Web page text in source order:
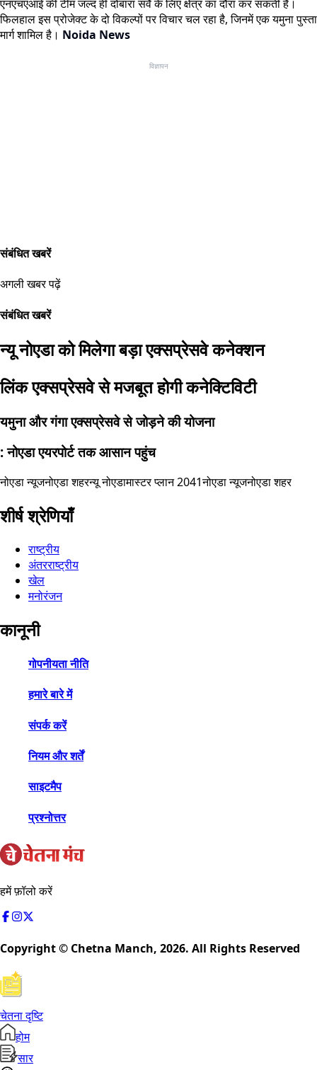
एनएचएआई की टीम जल्द ही दोबारा सर्वे के लिए क्षेत्र का दौरा कर सकती है।
फिलहाल इस प्रोजेक्ट के दो विकल्पों पर विचार चल रहा है, जिनमें एक यमुना पुस्ता
मार्ग शामिल है। Noida News
विज्ञापन
संबंधित खबरें
अगली खबर पढ़ें
संबंधित खबरें
न्यू नोएडा को मिलेगा बड़ा एक्सप्रेसवे कनेक्शन
लिंक एक्सप्रेसवे से मजबूत होगी कनेक्टिविटी
यमुना और गंगा एक्सप्रेसवे से जोड़ने की योजना
: नोएडा एयरपोर्ट तक आसान पहुंच
नोएडा न्यूजनोएडा शहरन्यू नोएडामास्टर प्लान 2041नोएडा न्यूजनोएडा शहर
शीर्ष श्रेणियाँ
राष्ट्रीय
अंतरराष्ट्रीय
खेल
मनोरंजन
कानूनी
गोपनीयता नीति
हमारे बारे में
संपर्क करें
नियम और शर्तें
साइटमैप
प्रश्नोत्तर
हमें फ़ॉलो करें
Copyright © Chetna Manch, 2026. All Rights Reserved
चेतना दृष्टि
होम
सार